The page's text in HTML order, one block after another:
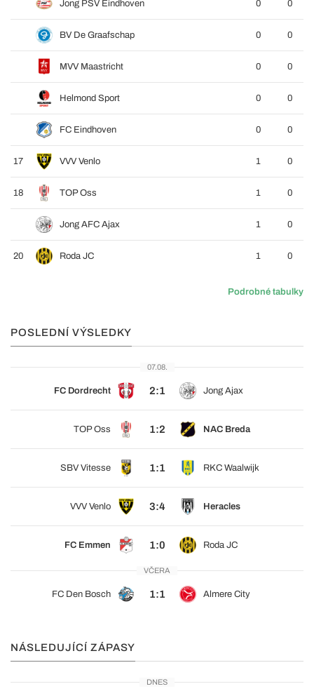
Jong PSV Eindhoven 0 0
BV De Graafschap 0 0
MVV Maastricht 0 0
Helmond Sport 0 0
FC Eindhoven 0 0
17 VVV Venlo 1 0
18 TOP Oss 1 0
Jong AFC Ajax 1 0
20 Roda JC 1 0
Podrobné tabulky
POSLEDNÍ VÝSLEDKY
07.08.
FC Dordrecht 2:1 Jong Ajax
TOP Oss 1:2 NAC Breda
SBV Vitesse 1:1 RKC Waalwijk
VVV Venlo 3:4 Heracles
FC Emmen 1:0 Roda JC
VČERA
FC Den Bosch 1:1 Almere City
NÁSLEDUJÍCÍ ZÁPASY
DNES